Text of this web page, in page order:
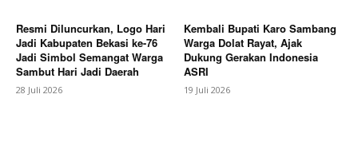
Bagikan Artikel
Berita Lainnya
Kebakaran Hebat Hanguskan Gudang
Resmi Diluncurkan, Logo Hari
Jadi Kabupaten Bekasi ke-76
Jadi Simbol Semangat Warga
Sambut Hari Jadi Daerah
28 Juli 2026
Kembali Bupati Karo Sambang
Warga Dolat Rayat, Ajak
Dukung Gerakan Indonesia
ASRI
19 Juli 2026